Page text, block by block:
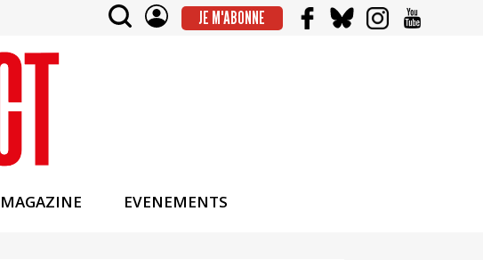
JE M'ABONNE
MAGAZINE EVENEMENTS